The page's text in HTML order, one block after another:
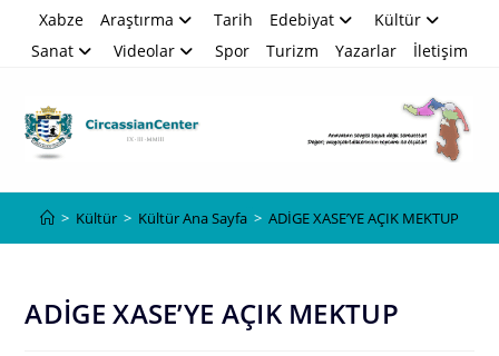
Xabze Araştırma Tarih Edebiyat
Kültür
Sanat
Videolar Spor Turizm Yazarlar İletişim
> Kültür > Kültür Ana Sayfa > ADİGE XASE’YE AÇIK MEKTUP
ADİGE XASE’YE AÇIK MEKTUP